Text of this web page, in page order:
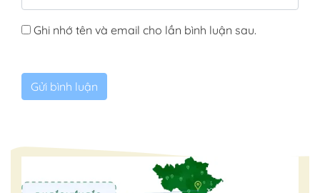
Ghi nhớ tên và email cho lần bình luận sau.